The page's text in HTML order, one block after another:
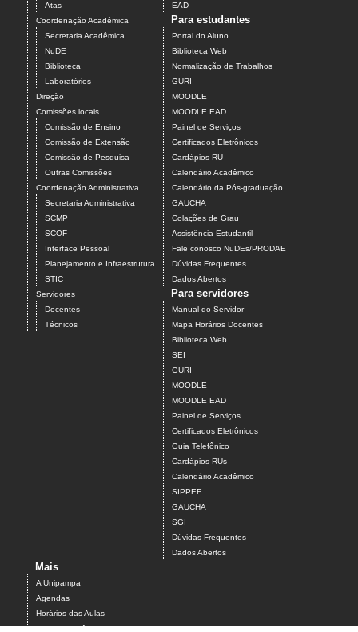
Atas
Coordenação Acadêmica
Secretaria Acadêmica
NuDE
Biblioteca
Laboratórios
Direção
Comissões locais
Comissão de Ensino
Comissão de Extensão
Comissão de Pesquisa
Outras Comissões
Coordenação Administrativa
Secretaria Administrativa
SCMP
SCOF
Interface Pessoal
Planejamento e Infraestrutura
STIC
Servidores
Docentes
Técnicos
EAD
Para estudantes
Portal do Aluno
Biblioteca Web
Normalização de Trabalhos
GURI
MOODLE
MOODLE EAD
Painel de Serviços
Certificados Eletrônicos
Cardápios RU
Calendário Acadêmico
Calendário da Pós-graduação
GAUCHA
Colações de Grau
Assistência Estudantil
Fale conosco NuDEs/PRODAE
Dúvidas Frequentes
Dados Abertos
Para servidores
Manual do Servidor
Mapa Horários Docentes
Biblioteca Web
SEI
GURI
MOODLE
MOODLE EAD
Painel de Serviços
Certificados Eletrônicos
Guia Telefônico
Cardápios RUs
Calendário Acadêmico
SIPPEE
GAUCHA
SGI
Dúvidas Frequentes
Dados Abertos
Mais
A Unipampa
Agendas
Horários das Aulas
Centro Acadêmico do Campus Alegrete